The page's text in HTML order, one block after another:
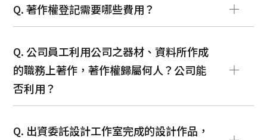
Q. 著作權登記需要哪些費用？
Q. 公司員工利用公司之器材、資料所作成
的職務上著作，著作權歸屬何人？公司能
否利用？
Q. 出資委託設計工作室完成的設計作品，